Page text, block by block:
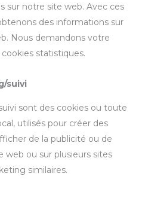
sur notre site web. Avec ces
des informations sur
Nous demandons votre
statistiques.
suivi
sont des cookies ou toute
utilisés pour créer des
de la publicité ou de
web ou sur plusieurs sites
similaires.